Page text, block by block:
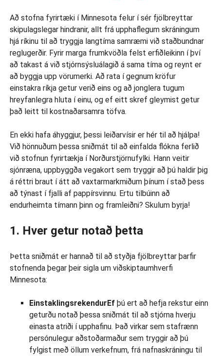
Að stofna fyrirtæki í Minnesota felur í sér fjölbreyttar
skipulagslegar hindranir, allt frá upphaflegum skráningum
hjá ríkinu til að tryggja langtíma samræmi við staðbundnar
reglugerðir. Fyrir marga frumkvöðla felst erfiðleikinn í því
að takast á við stjórnsýsluálagið á sama tíma og reynt er
að byggja upp vörumerki. Að rata í gegnum kröfur
einstakra ríkja getur verið eins og að jonglera tugum
hreyfanlegra hluta í einu, og ef eitt skref gleymist getur
það leitt til kostnaðarsamra töfva.
En ekki hafa áhyggjur, þessi leiðarvísir er hér til að hjálpa!
Við hönnuðum þessa sniðmát til að einfalda flókna ferlið
við stofnun fyrirtækja í Norðurstjörnufylki. Hann veitir
sjónræna, uppbyggða vegakort sem tryggir að þú haldir þig
á réttri braut í átt að vaxtarmarkmiðum þínum í stað þess
að týnast í fjalli af pappírsvinnu. Ertu tilbúinn að
endurheimta tímann þinn og framleiðni? Skulum byrja!
1. Hver getur notað þetta
Þetta sniðmát er hannað til að styðja fjölbreyttar þarfir
stofnenda þegar þeir sigla um viðskiptaumhverfi
Minnesota:
EinstaklingsrekendurEf þú ert að hefja rekstur einn
geturðu notað þessa sniðmát til að stjórna hverju
einasta atriði í upphafinu. Það virkar sem stafrænn
persónulegur aðstoðarmaður sem tryggir að þú
fylgist með öllum verkefnum, frá nafnaskráningu til